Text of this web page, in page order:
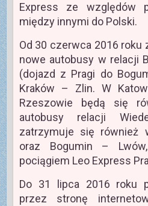
Express ze względów
między innymi do Polski.
Od 30 czerwca 2016 roku
nowe autobusy w relacji
(dojazd z Pragi do
Kraków – Zlin. W
Rzeszowie będą się
autobusy relacji
zatrzymuje się również
oraz Bogumin –
pociągiem Leo Express
Do 31 lipca 2016 roku
przez stronę